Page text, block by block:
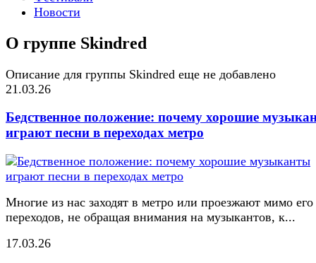
Новости
О группе Skindred
Описание для группы Skindred еще не добавлено
21.03.26
Бедственное положение: почему хорошие
играют песни в переходах метро
Многие из нас заходят в метро или проезжают мимо его
переходов, не обращая внимания на музыкантов, к...
17.03.26